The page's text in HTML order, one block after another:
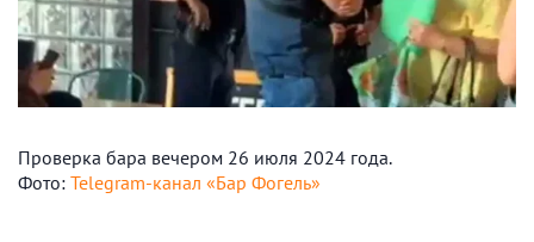
Проверка бара вечером 26 июля 2024 года.
Фото: Telegram-канал «Бар Фогель»